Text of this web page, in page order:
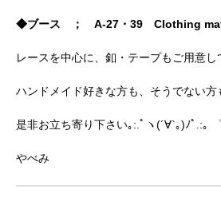
◆ブース ； A-27・39 Clothing
レースを中心に、釦・テープもご用意
ハンドメイド好きな方も、そうでない方
是非お立ち寄り下さい｡:.ﾟヽ(´∀`｡)ﾉﾟ.:｡ ゜
やべみ